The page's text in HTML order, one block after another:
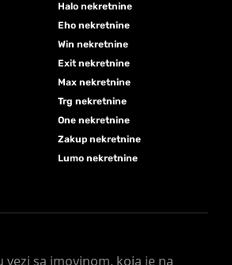
vezi sa imovinom, koja je na
Halo nekretnine
Eho nekretnine
Win nekretnine
Exit nekretnine
Max nekretnine
Trg nekretnine
One nekretnine
Zakup nekretnine
Lumo nekretnine